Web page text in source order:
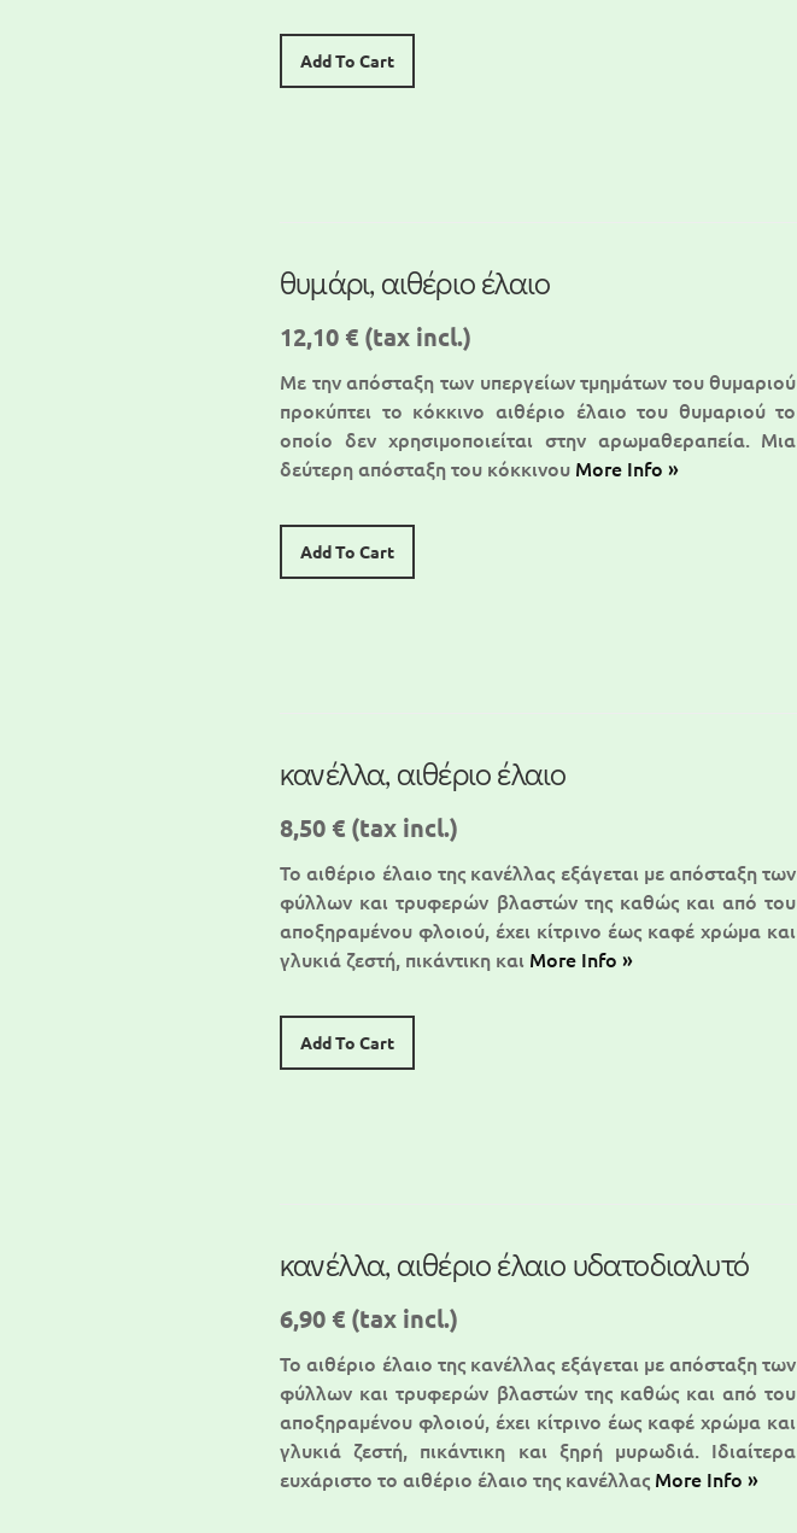
Add To Cart
θυμάρι, αιθέριο έλαιο
12,10 € (tax incl.)
Με την απόσταξη των υπεργείων τμημάτων του θυμαριού
προκύπτει το κόκκινο αιθέριο έλαιο του θυμαριού το
οποίο δεν χρησιμοποιείται στην αρωμαθεραπεία. Μια
δεύτερη απόσταξη του κόκκινου More Info »
Add To Cart
κανέλλα, αιθέριο έλαιο
8,50 € (tax incl.)
Το αιθέριο έλαιο της κανέλλας εξάγεται με απόσταξη των
φύλλων και τρυφερών βλαστών της καθώς και από του
αποξηραμένου φλοιού, έχει κίτρινο έως καφέ χρώμα και
γλυκιά ζεστή, πικάντικη και More Info »
Add To Cart
κανέλλα, αιθέριο έλαιο υδατοδιαλυτό
6,90 € (tax incl.)
Το αιθέριο έλαιο της κανέλλας εξάγεται με απόσταξη των
φύλλων και τρυφερών βλαστών της καθώς και από του
αποξηραμένου φλοιού, έχει κίτρινο έως καφέ χρώμα και
γλυκιά ζεστή, πικάντικη και ξηρή μυρωδιά. Ιδιαίτερα
ευχάριστο το αιθέριο έλαιο της κανέλλας More Info »